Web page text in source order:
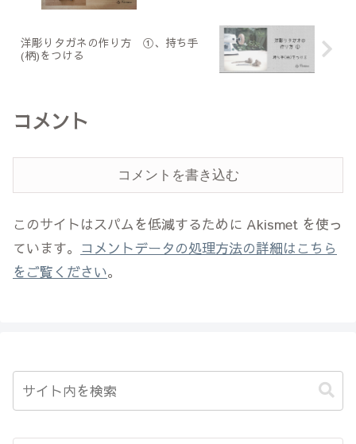
洋彫りタガネの作り方 ①、持ち手
(柄)をつける
コメント
コメントを書き込む
このサイトはスパムを低減するために Akismet を使っ
ています。 コメントデータの処理方法の詳細はこちら
をご覧ください。